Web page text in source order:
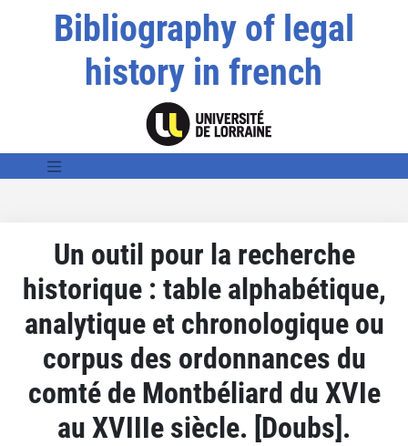
Bibliography of legal
history in french
Un outil pour la recherche
historique : table alphabétique,
analytique et chronologique ou
corpus des ordonnances du
comté de Montbéliard du XVIe
au XVIIIe siècle. [Doubs].